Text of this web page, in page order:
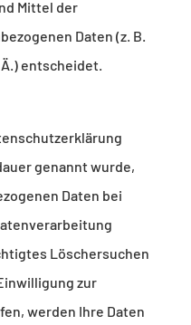
Mittel der
Daten (z. B.
entscheidet.
genannt wurde,
Daten bei
Löschersuchen
zur
werden Ihre Daten